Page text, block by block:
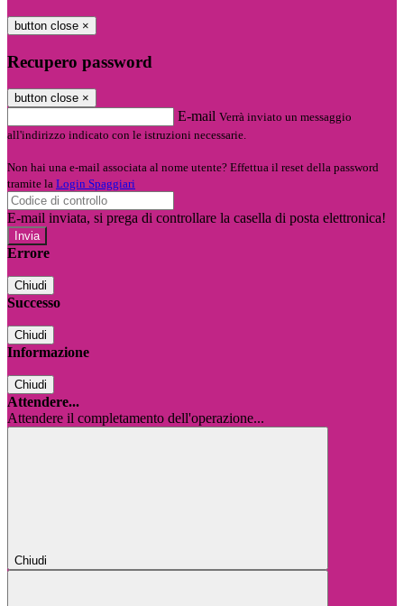
button close ×
Recupero password
button close ×
E-mail Verrà inviato un messaggio
all'indirizzo indicato con le istruzioni necessarie.
Non hai una e-mail associata al nome utente? Effettua il reset della password
tramite la Login Spaggiari
E-mail inviata, si prega di controllare la casella di posta elettronica!
Errore
Chiudi
Successo
Chiudi
Informazione
Chiudi
Attendere...
Attendere il completamento dell'operazione...
Chiudi